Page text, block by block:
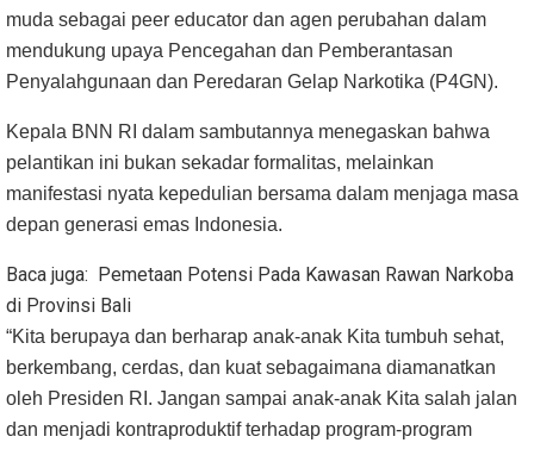
muda sebagai peer educator dan agen perubahan dalam
mendukung upaya Pencegahan dan Pemberantasan
Penyalahgunaan dan Peredaran Gelap Narkotika (P4GN).
Kepala BNN RI dalam sambutannya menegaskan bahwa
pelantikan ini bukan sekadar formalitas, melainkan
manifestasi nyata kepedulian bersama dalam menjaga masa
depan generasi emas Indonesia.
Baca juga: Pemetaan Potensi Pada Kawasan Rawan Narkoba
di Provinsi Bali
“Kita berupaya dan berharap anak-anak Kita tumbuh sehat,
berkembang, cerdas, dan kuat sebagaimana diamanatkan
oleh Presiden RI. Jangan sampai anak-anak Kita salah jalan
dan menjadi kontraproduktif terhadap program-program